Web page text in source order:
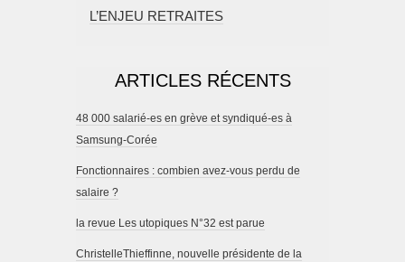
L’ENJEU RETRAITES
ARTICLES RÉCENTS
48 000 salarié-es en grève et syndiqué-es à
Samsung-Corée
Fonctionnaires : combien avez-vous perdu de
salaire ?
la revue Les utopiques N°32 est parue
ChristelleThieffinne, nouvelle présidente de la